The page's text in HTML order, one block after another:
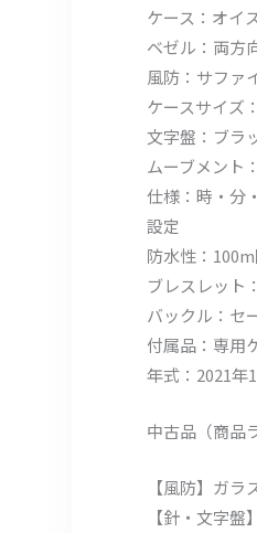
ケース：オイ
ベゼル：両方
風防：サファ
ケースサイズ
文字盤：ブラ
ムーブメント
仕様：時・
設定
防水性：
ブレスレット
バックル：セ
付属品：専
年式：2021年
中古品（商品
【風防】ガ
【針・文字